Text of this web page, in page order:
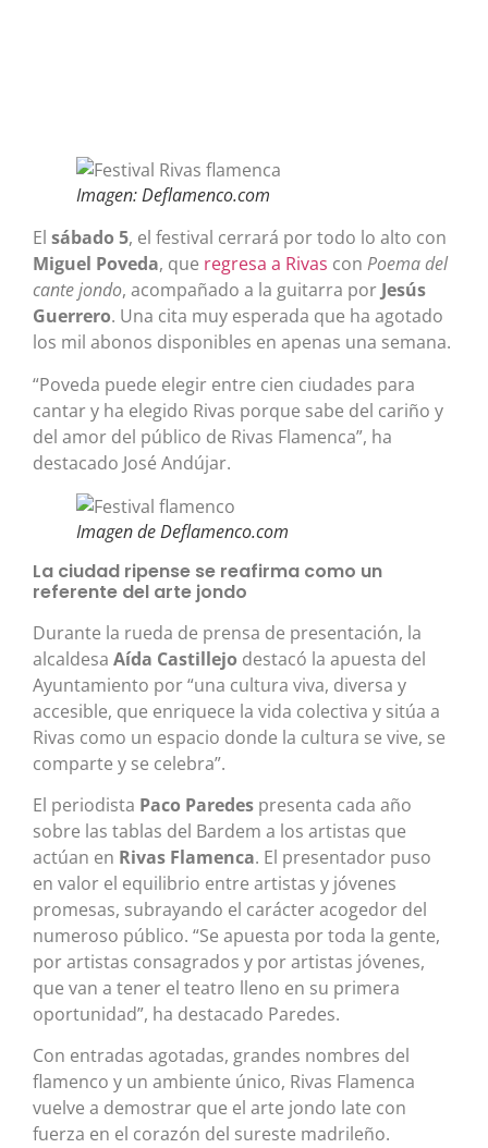
Imagen: Deflamenco.com
El sábado 5, el festival cerrará por todo lo alto con
Miguel Poveda, que regresa a Rivas con Poema del
cante jondo, acompañado a la guitarra por Jesús
Guerrero. Una cita muy esperada que ha agotado
los mil abonos disponibles en apenas una semana.
“Poveda puede elegir entre cien ciudades para
cantar y ha elegido Rivas porque sabe del cariño y
del amor del público de Rivas Flamenca”, ha
destacado José Andújar.
Imagen de Deflamenco.com
La ciudad ripense se reafirma como un
referente del arte jondo
Durante la rueda de prensa de presentación, la
alcaldesa Aída Castillejo destacó la apuesta del
Ayuntamiento por “una cultura viva, diversa y
accesible, que enriquece la vida colectiva y sitúa a
Rivas como un espacio donde la cultura se vive, se
comparte y se celebra”.
El periodista Paco Paredes presenta cada año
sobre las tablas del Bardem a los artistas que
actúan en Rivas Flamenca. El presentador puso
en valor el equilibrio entre artistas y jóvenes
promesas, subrayando el carácter acogedor del
numeroso público. “Se apuesta por toda la gente,
por artistas consagrados y por artistas jóvenes,
que van a tener el teatro lleno en su primera
oportunidad”, ha destacado Paredes.
Con entradas agotadas, grandes nombres del
flamenco y un ambiente único, Rivas Flamenca
vuelve a demostrar que el arte jondo late con
fuerza en el corazón del sureste madrileño.